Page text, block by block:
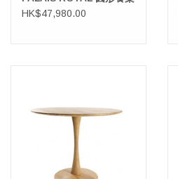
HK$47,980.00